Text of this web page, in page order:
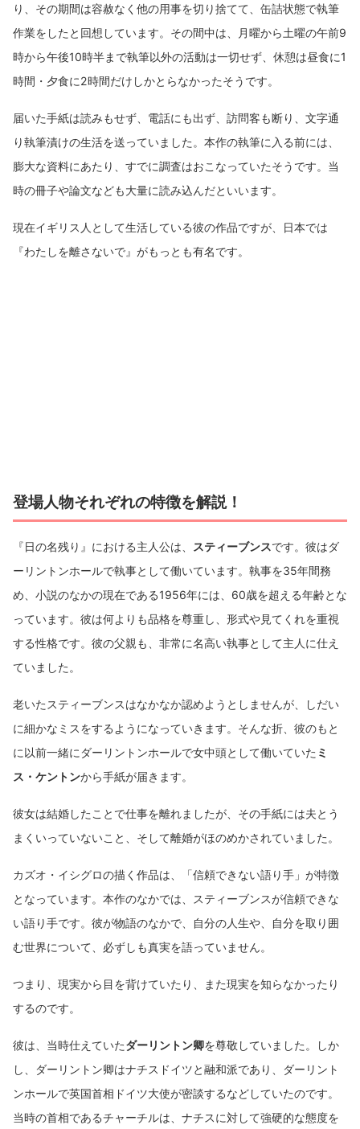
り、その期間は容赦なく他の用事を切り捨てて、缶詰状態で執筆
作業をしたと回想しています。その間中は、月曜から土曜の午前9
時から午後10時半まで執筆以外の活動は一切せず、休憩は昼食に1
時間・夕食に2時間だけしかとらなかったそうです。
届いた手紙は読みもせず、電話にも出ず、訪問客も断り、文字通
り執筆漬けの生活を送っていました。本作の執筆に入る前には、
膨大な資料にあたり、すでに調査はおこなっていたそうです。当
時の冊子や論文なども大量に読み込んだといいます。
現在イギリス人として生活している彼の作品ですが、日本では
『わたしを離さないで』がもっとも有名です。
登場人物それぞれの特徴を解説！
『日の名残り』における主人公は、 スティーブンスです。彼はダ
ーリントンホールで執事として働いています。執事を35年間務
め、小説のなかの現在である1956年には、60歳を超える年齢とな
っています。彼は何よりも品格を尊重し、形式や見てくれを重視
する性格です。彼の父親も、非常に名高い執事として主人に仕え
ていました。
老いたスティーブンスはなかなか認めようとしませんが、しだい
に細かなミスをするようになっていきます。そんな折、彼のもと
に以前一緒にダーリントンホールで女中頭として働いていた ミ
ス・ケントンから手紙が届きます。
彼女は結婚したことで仕事を離れましたが、その手紙には夫とう
まくいっていないこと、そして離婚がほのめかされていました。
カズオ・イシグロの描く作品は、「信頼できない語り手」が特徴
となっています。本作のなかでは、スティーブンスが信頼できな
い語り手です。彼が物語のなかで、自分の人生や、自分を取り囲
む世界について、必ずしも真実を語っていません。
つまり、現実から目を背けていたり、また現実を知らなかったり
するのです。
彼は、当時仕えていたダーリントン卿を尊敬していました。しか
し、ダーリントン卿はナチスドイツと融和派であり、ダーリント
ンホールで英国首相ドイツ大使が密談するなどしていたのです。
当時の首相であるチャーチルは、ナチスに対して強硬的な態度を